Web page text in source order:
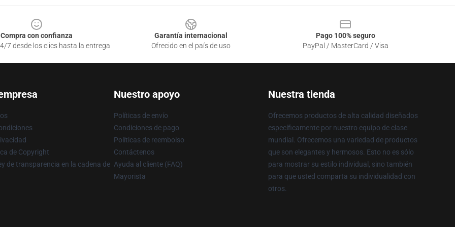
Compra con confianza
7 desde los clics hasta la entrega
Garantía internacional
Ofrecido en el país de uso
Pago 100% seguro
PayPal / MasterCard / Visa
de Copyright
de transparencia en la cadena de
Nuestro apoyo
Políticas de envío
Condiciones de pago
Políticas de reembolso
Contáctenos
Ayuda al cliente (FAQ)
Mayorista
Nuestra tienda
Ofrecemos productos de alta calidad diseñados
específicamente por nuestro equipo de clase
mundial. Ofrecemos una variedad de productos
que son elegantes y hermosos. Esto no es sólo
para mostrar su estilo individual, sino también
para que usted comparta su individualidad con
otros.